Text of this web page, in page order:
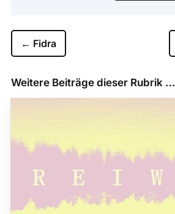
← Fidra
Weitere Beiträge dieser Rubrik …